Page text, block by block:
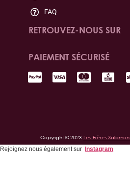
FAQ
RETROUVEZ-NOUS SUR
PAIEMENT SÉCURISÉ
Copyright © 2023 Les Frères Salamon.
Rejoignez nous également sur Instagram